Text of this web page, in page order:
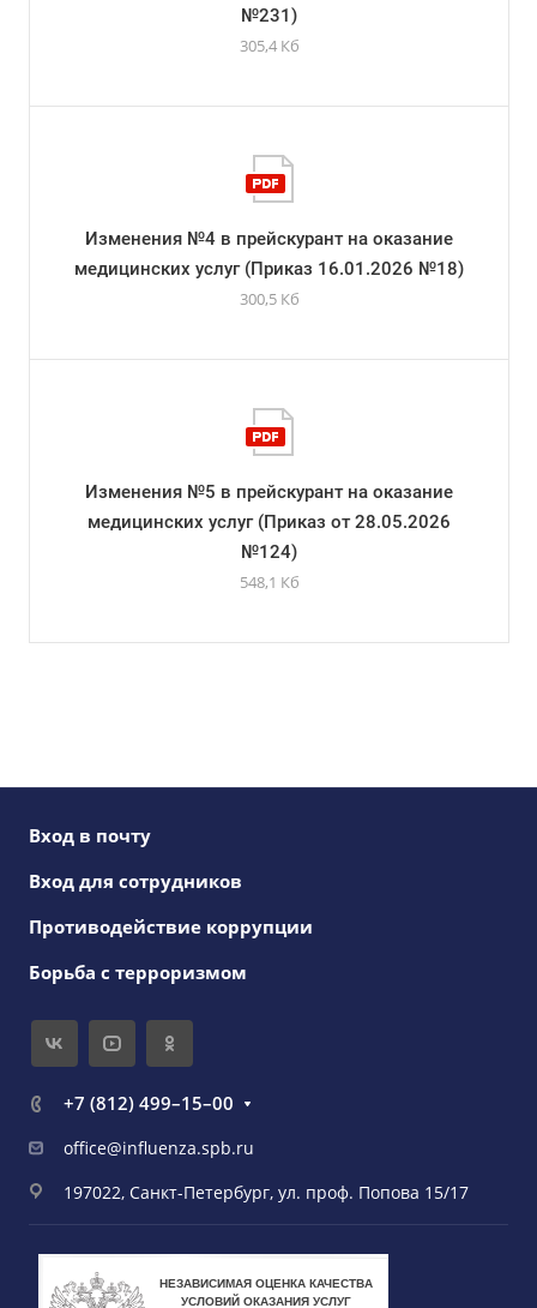
№231)
305,4 Кб
Изменения №4 в прейскурант на оказание
медицинских услуг (Приказ 16.01.2026 №18)
300,5 Кб
Изменения №5 в прейскурант на оказание
медицинских услуг (Приказ от 28.05.2026
№124)
548,1 Кб
Вход в почту
Вход для сотрудников
Противодействие коррупции
Борьба с терроризмом
+7 (812) 499–15–00
office@influenza.spb.ru
197022, Санкт-Петербург, ул. проф. Попова 15/17